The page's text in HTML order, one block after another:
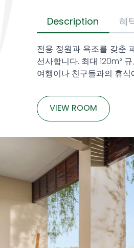
Description 혜
전용 정원과 욕조를 갖춘
선사합니다. 최대 120m²
여행이나 친구들과의 휴식
VIEW ROOM